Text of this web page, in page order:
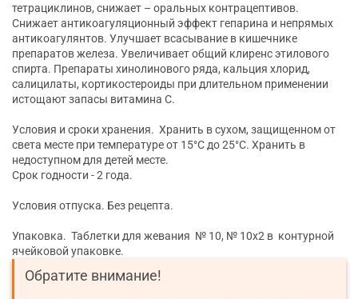
тетрациклинов, снижает – оральных контрацептивов.
Снижает антикоагуляционный эффект гепарина и непрямых
антикоагулянтов. Улучшает всасывание в кишечнике
препаратов железа. Увеличивает общий клиренс этилового
спирта. Препараты хинолинового ряда, кальция хлорид,
салицилаты, кортикостероиды при длительном применении
истощают запасы витамина С.
Условия и сроки хранения. Хранить в сухом, защищенном от
света месте при температуре от 15°С до 25°С. Хранить в
недоступном для детей месте.
Срок годности - 2 года.
Условия отпуска. Без рецепта.
Упаковка. Таблетки для жевания № 10, № 10х2 в контурной
ячейковой упаковке.
Обратите внимание!